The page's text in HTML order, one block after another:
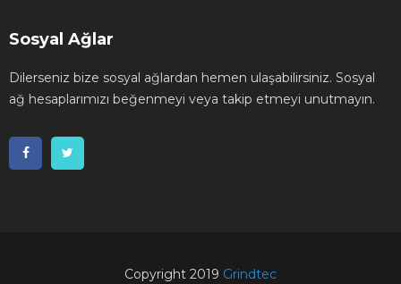
Sosyal Ağlar
Dilerseniz bize sosyal ağlardan hemen ulaşabilirsiniz. Sosyal
ağ hesaplarımızı beğenmeyi veya takip etmeyi unutmayın.
Copyright 2019 Grindtec